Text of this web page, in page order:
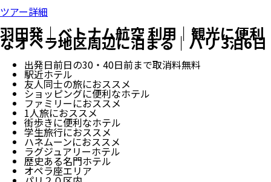
ツアー詳細
羽田発｜ベトナム航空 利用｜観光に便利
なオペラ地区周辺に泊まる｜パリ 3泊6日
出発日前日の30・40日前まで取消料無料
駅近ホテル
友人同士の旅におススメ
ショッピングに便利なホテル
ファミリーにおススメ
1人旅におススメ
街歩きに便利なホテル
学生旅行におススメ
ハネムーンにおススメ
ラグジュアリーホテル
歴史ある名門ホテル
オペラ座エリア